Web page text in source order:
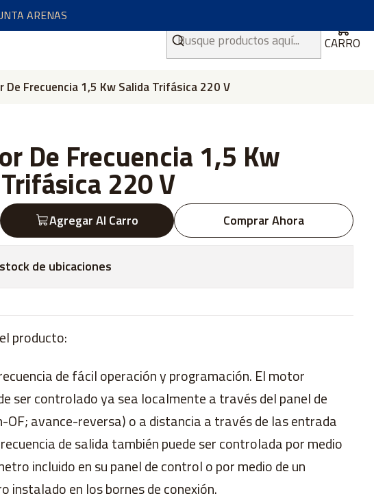
CARRO
ARENAS
De Frecuencia 1,5 Kw Salida Trifásica 220 V
De Frecuencia 1,5 Kw
220 V
Agregar Al Carro Comprar Ahora
de ubicaciones
producto:
de fácil operación y programación. El motor
ser controlado ya sea localmente a través del panel de
OF; avance-reversa) o a distancia a través de las entrada
de salida también puede ser controlada por medio
incluido en su panel de control o por medio de un
instalado en los bornes de conexión.